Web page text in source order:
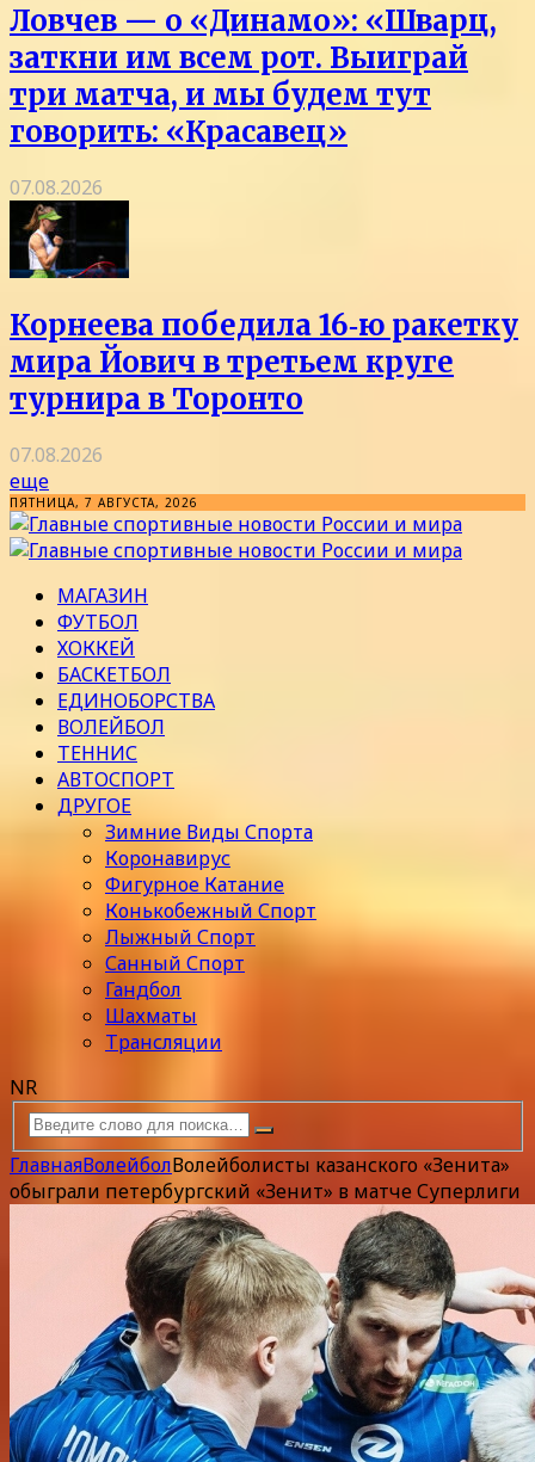
Ловчев — о «Динамо»: «Шварц,
заткни им всем рот. Выиграй
три матча, и мы будем тут
говорить: «Красавец»
07.08.2026
Корнеева победила 16‑ю ракетку
мира Йович в третьем круге
турнира в Торонто
07.08.2026
еще
ПЯТНИЦА, 7 АВГУСТА, 2026
МАГАЗИН
ФУТБОЛ
ХОККЕЙ
БАСКЕТБОЛ
ЕДИНОБОРСТВА
ВОЛЕЙБОЛ
ТЕННИС
АВТОСПОРТ
ДРУГОЕ
Зимние Виды Спорта
Коронавирус
Фигурное Катание
Конькобежный Спорт
Лыжный Спорт
Санный Спорт
Гандбол
Шахматы
Трансляции
NR
ГлавнаяВолейболВолейболисты казанского «Зенита»
обыграли петербургский «Зенит» в матче Суперлиги